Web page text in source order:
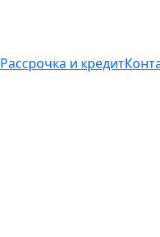
Рассрочка и кредит